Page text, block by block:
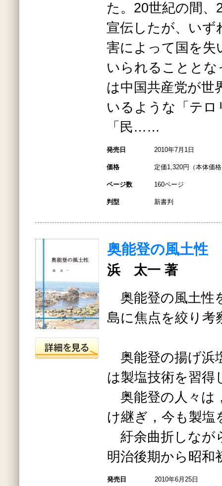
た。20世紀の間、
宣伝したが、いず
害によって国を失
いられることと
は中国共産党が世
いるような「テ
「民……
発売日 2010年7月1日
価格 定価1,320円（本体価
ページ数 160ページ
判型 新書判
奥能登の風土性
浜 太一 著
奥能登の風土性
島に焦点を絞り考
奥能登の揚げ浜
は製塩技術を習得
奥能登の人々は
け継ぎ，今も製
紆余曲折しなが
明治後期から昭
発売日 2010年6月25日